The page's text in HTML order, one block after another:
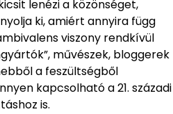
lenézi a közönséget,
ki, amiért annyira függ
viszony rendkívül
művészek, bloggerek
a feszültségből
kapcsolható a 21. századi
is.